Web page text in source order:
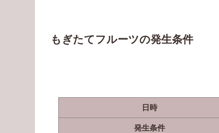
もぎたてフルーツの発生条件
日時
発生条件